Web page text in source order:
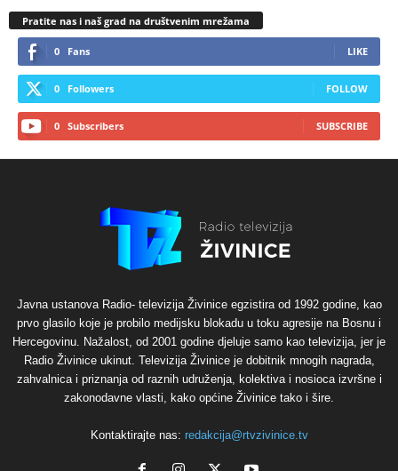
Pratite nas i naš grad na društvenim mrežama
0 Fans LIKE
0 Followers FOLLOW
0 Subscribers SUBSCRIBE
Javna ustanova Radio- televizija Živinice egzistira od 1992 godine, kao
prvo glasilo koje je probilo medijsku blokadu u toku agresije na Bosnu i
Hercegovinu. Nažalost, od 2001 godine djeluje samo kao televizija, jer je
Radio Živinice ukinut. Televizija Živinice je dobitnik mnogih nagrada,
zahvalnica i priznanja od raznih udruženja, kolektiva i nosioca izvršne i
zakonodavne vlasti, kako općine Živinice tako i šire.
Kontaktirajte nas: redakcija@rtvzivinice.tv